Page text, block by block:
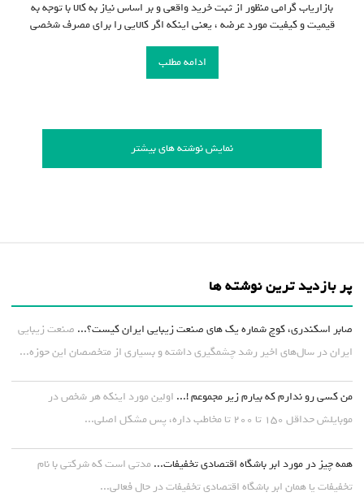
بازاریاب گرامی منظور از ثبت خرید واقعی و بر اساس نیاز به کالا با توجه به
قیمیت و کیفیت مورد عرضه ، یعنی اینکه اگر کالایی را برای مصرف شخصی
ادامه مطلب
نمایش نوشته های بیشتر
پر بازدید ترین نوشته ها
صابر اسکندری، کوچ شماره یک های صنعت زیبایی ایران کیست؟... صنعت زیبایی
ایران در سال‌های اخیر رشد چشمگیری داشته و بسیاری از متخصصان این حوزه...
من کسی رو ندارم که بیارم زیر مجموعم !... اولین مورد اینکه هر شخص در
موبایلش حداقل ۱۵۰ تا ۲۰۰ تا مخاطب داره، پس مشکل اصلی...
همه چیز در مورد ابر باشگاه اقتصادی تخفیفات... مدتی است که شرکتی با نام
تخفیفات یا همان ابر باشگاه اقتصادی تخفیفات در حال فعالی...